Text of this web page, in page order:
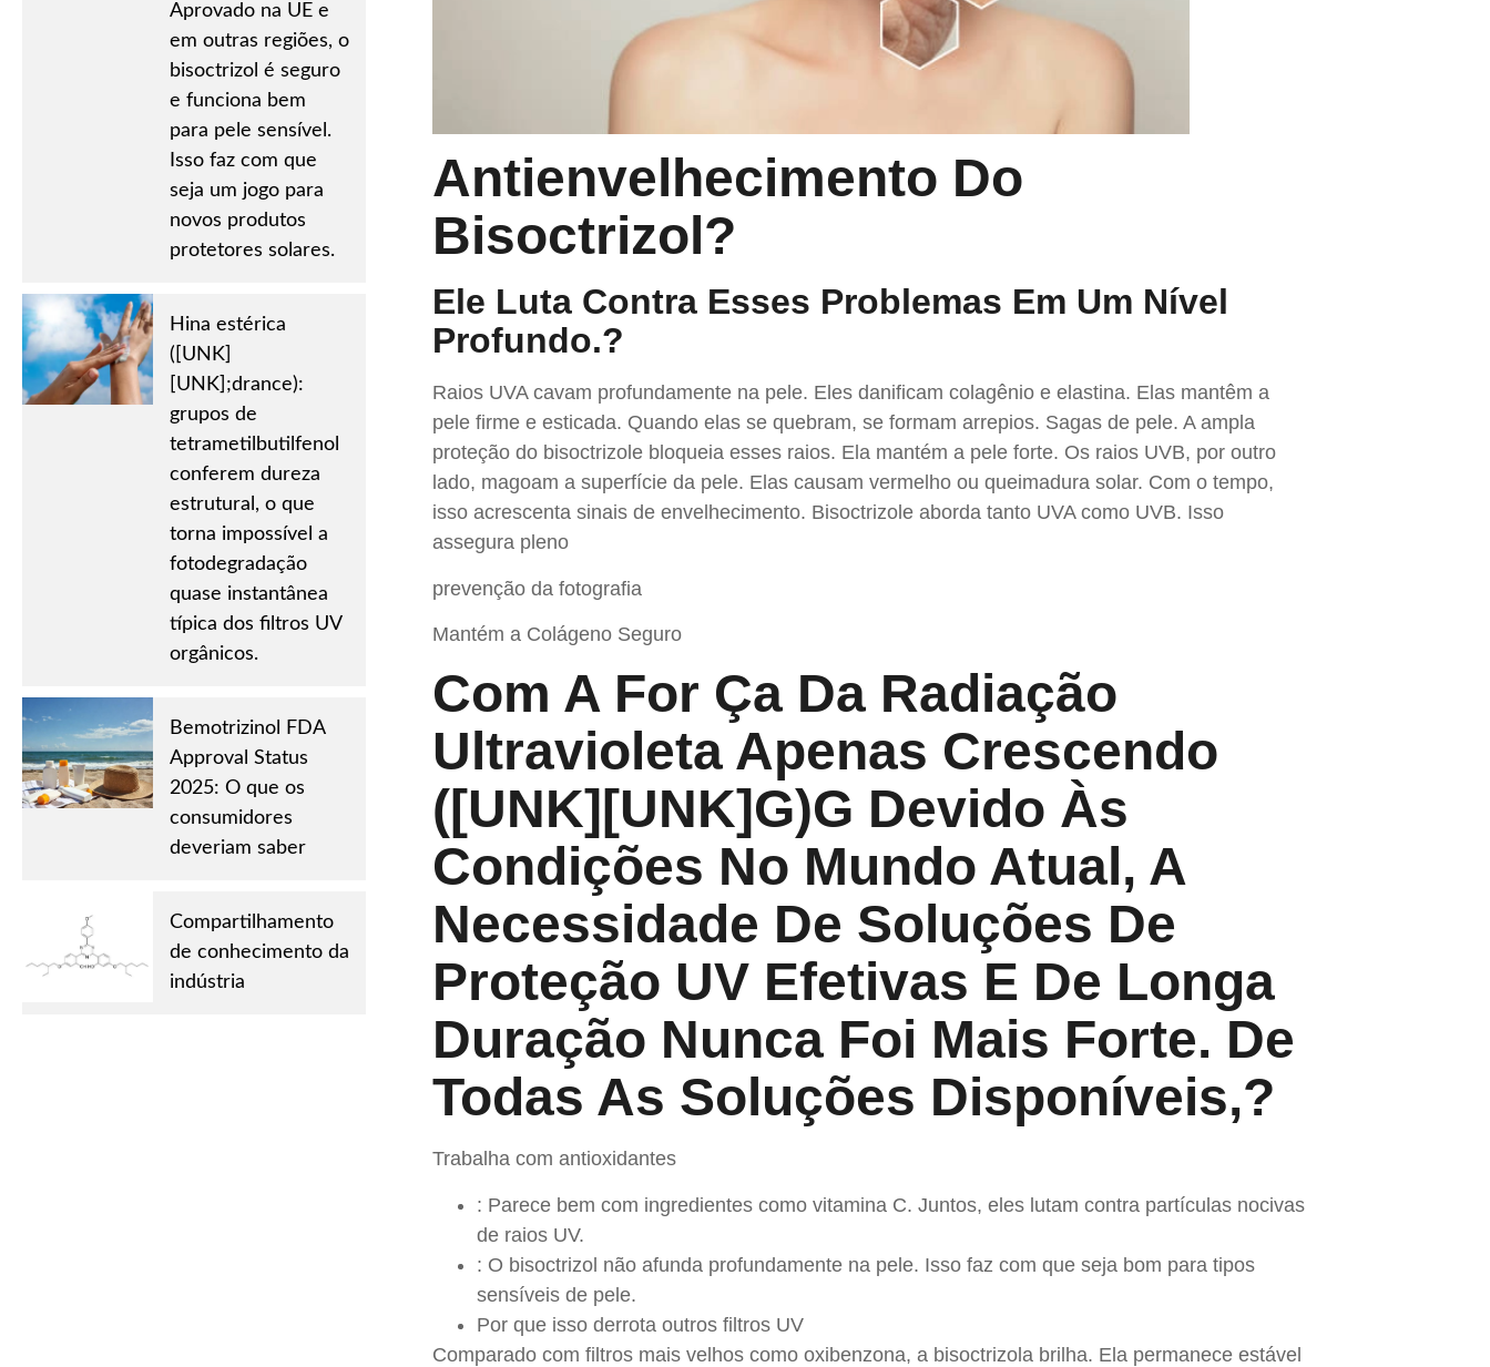
Aprovado na UE e
em outras regiões, o
bisoctrizol é seguro
e funciona bem
para pele sensível.
Isso faz com que
seja um jogo para
novos produtos
protetores solares.
Hina estérica
([UNK]
[UNK];drance):
grupos de
tetrametilbutilfenol
conferem dureza
estrutural, o que
torna impossível a
fotodegradação
quase instantânea
típica dos filtros UV
orgânicos.
Bemotrizinol FDA
Approval Status
2025: O que os
consumidores
deveriam saber
Compartilhamento
de conhecimento da
indústria
Antienvelhecimento Do
Bisoctrizol ?
Ele Luta Contra Esses Problemas Em Um Nível
Profundo.?
Raios UVA cavam profundamente na pele. Eles danificam colagênio e elastina. Elas mantêm a
pele firme e esticada. Quando elas se quebram, se formam arrepios. Sagas de pele. A ampla
proteção do bisoctrizole bloqueia esses raios. Ela mantém a pele forte. Os raios UVB, por outro
lado, magoam a superfície da pele. Elas causam vermelho ou queimadura solar. Com o tempo,
isso acrescenta sinais de envelhecimento. Bisoctrizole aborda tanto UVA como UVB. Isso
assegura pleno
prevenção da fotografia
Mantém a Colágeno Seguro
Com A For Ça Da Radiação
Ultravioleta Apenas Crescendo
([UNK][UNK]g)g Devido Às
Condições No Mundo Atual, A
Necessidade De Soluções De
Proteção UV Efetivas E De Longa
Duração Nunca Foi Mais Forte. De
Todas As Soluções Disponíveis,?
Trabalha com antioxidantes
: Parece bem com ingredientes como vitamina C. Juntos, eles lutam contra partículas nocivas
de raios UV.
: O bisoctrizol não afunda profundamente na pele. Isso faz com que seja bom para tipos
sensíveis de pele.
Por que isso derrota outros filtros UV
Comparado com filtros mais velhos como oxibenzona, a bisoctrizola brilha. Ela permanece estável